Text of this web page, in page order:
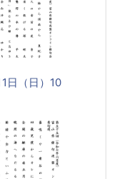
日（日）10